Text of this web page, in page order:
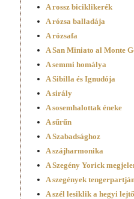
A rossz biciklikerék
A rózsa balladája
A rózsafa
A San Miniato al Monte
A semmi homálya
A Sibilla és Ignudója
A sirály
A sosemhalottak éneke
A sűrűn
A Szabadsághoz
A szájharmonika
A Szegény Yorick
A szegények
A szél lesiklik a hegyi